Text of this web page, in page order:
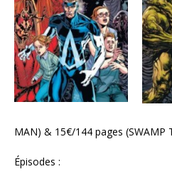
MAN) & 15€/144 pages (SWAMP
Épisodes :